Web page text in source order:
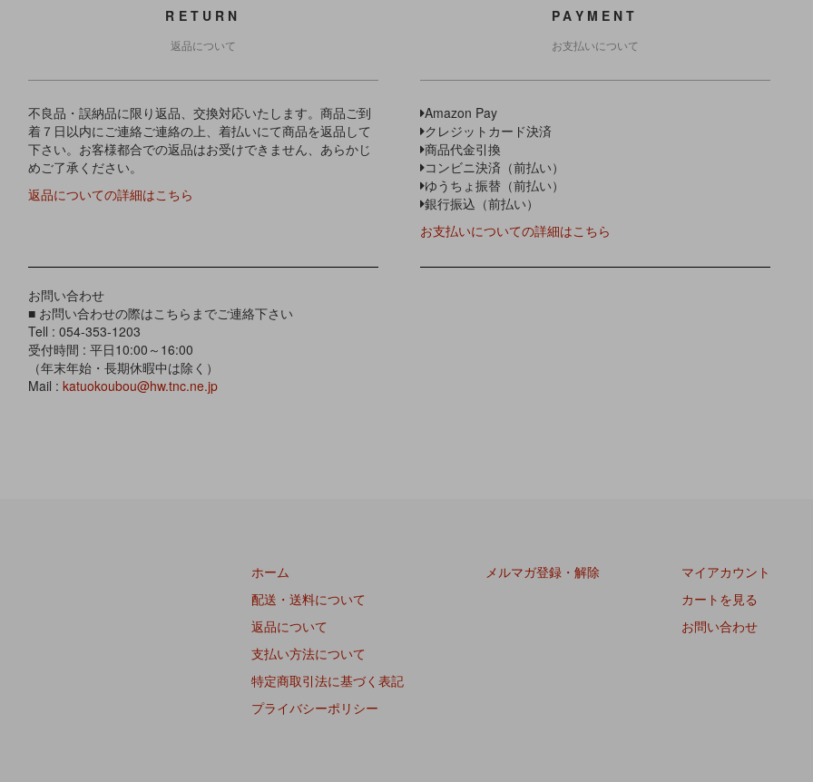
RETURN
返品について
不良品・誤納品に限り返品、交換対応いたします。商品ご到
着７日以内にご連絡ご連絡の上、着払いにて商品を返品して
下さい。お客様都合での返品はお受けできません、あらかじ
めご了承ください。
返品についての詳細はこちら
お問い合わせ
■ お問い合わせの際はこちらまでご連絡下さい
Tell : 054-353-1203
受付時間 : 平日10:00～16:00
（年末年始・長期休暇中は除く）
Mail : katuokoubou@hw.tnc.ne.jp
PAYMENT
お支払いについて
Amazon Pay
クレジットカード決済
商品代金引換
コンビニ決済（前払い）
ゆうちょ振替（前払い）
銀行振込（前払い）
お支払いについての詳細はこちら
ホーム
配送・送料について
返品について
支払い方法について
特定商取引法に基づく表記
プライバシーポリシー
メルマガ登録・解除
マイアカウント
カートを見る
お問い合わせ